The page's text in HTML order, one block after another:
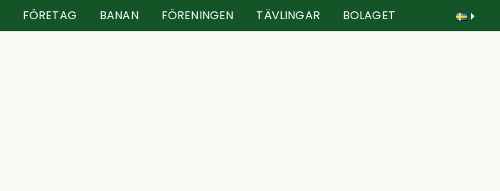
FÖRETAG BANAN FÖRENINGEN TÄVLINGAR BOLAGET